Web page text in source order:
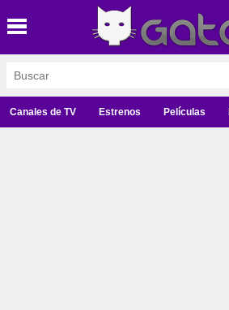
Canales de TV Estrenos Películas